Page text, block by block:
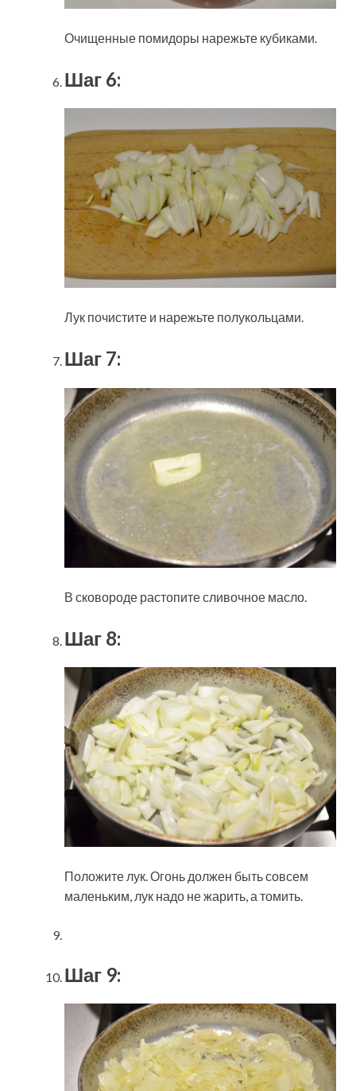
Очищенные помидоры нарежьте кубиками.
Шаг 6:
Лук почистите и нарежьте полукольцами.
Шаг 7:
В сковороде растопите сливочное масло.
Шаг 8:
Положите лук. Огонь должен быть совсем
маленьким, лук надо не жарить, а томить.
Шаг 9: